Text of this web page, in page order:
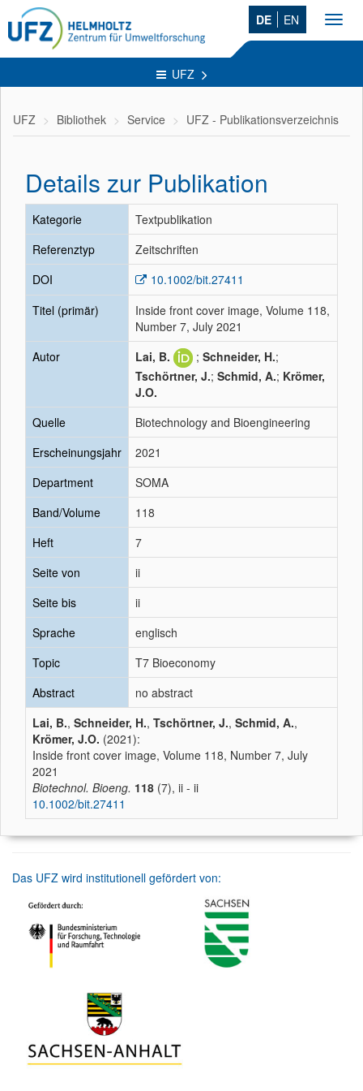
DE EN
UFZ
UFZ Bibliothek Service UFZ - Publikationsverzeichnis
Details zur Publikation
Kategorie
Textpublikation
Referenztyp
Zeitschriften
DOI
10.1002/bit.27411
Titel (primär)
Inside front cover image, Volume 118,
Number 7, July 2021
Autor
Lai, B. ; Schneider, H.;
Tschörtner, J.; Schmid, A.; Krömer,
J.O.
Quelle
Biotechnology and Bioengineering
Erscheinungsjahr
2021
Department
SOMA
Band/Volume
118
Heft
7
Seite von
ii
Seite bis
ii
Sprache
englisch
Topic
T7 Bioeconomy
Abstract
no abstract
Lai, B., Schneider, H., Tschörtner, J., Schmid, A.,
Krömer, J.O. (2021):
Inside front cover image, Volume 118, Number 7, July
2021
Biotechnol. Bioeng. 118 (7), ii - ii
10.1002/bit.27411
Das UFZ wird institutionell gefördert von: